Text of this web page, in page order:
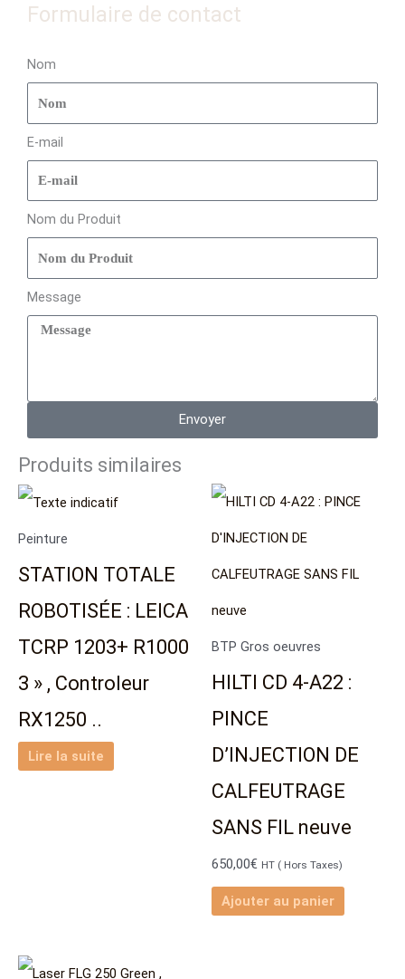
Formulaire de contact
Nom
E-mail
Nom du Produit
Message
Envoyer
Produits similaires
Peinture
STATION TOTALE
ROBOTISÉE : LEICA
TCRP 1203+ R1000
3 » , Controleur
RX1250 ..
Lire la suite
BTP Gros oeuvres
HILTI CD 4-A22 :
PINCE
D’INJECTION DE
CALFEUTRAGE
SANS FIL neuve
650,00€ HT ( Hors Taxes)
Ajouter au panier